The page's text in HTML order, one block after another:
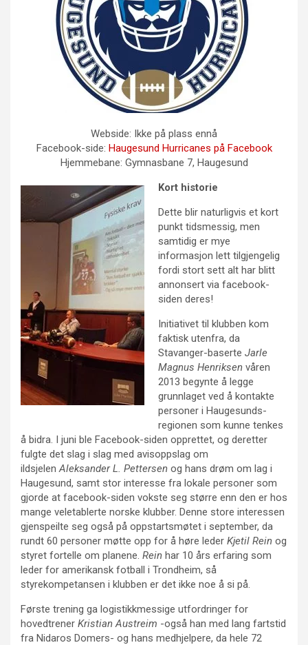
Webside: Ikke på plass ennå
Facebook-side: Haugesund Hurricanes på Facebook
Hjemmebane: Gymnasbane 7, Haugesund
Kort historie
Dette blir naturligvis et kort
punkt tidsmessig, men
samtidig er mye
informasjon lett tilgjengelig
fordi stort sett alt har blitt
annonsert via facebook-
siden deres!
Initiativet til klubben kom
faktisk utenfra, da
Stavanger-baserte Jarle
Magnus Henriksen våren
2013 begynte å legge
grunnlaget ved å kontakte
personer i Haugesunds-
regionen som kunne tenkes
å bidra. I juni ble Facebook-siden opprettet, og deretter
fulgte det slag i slag med avisoppslag om
ildsjelen Aleksander L. Pettersen og hans drøm om lag i
Haugesund, samt stor interesse fra lokale personer som
gjorde at facebook-siden vokste seg større enn den er hos
mange veletablerte norske klubber. Denne store interessen
gjenspeilte seg også på oppstartsmøtet i september, da
rundt 60 personer møtte opp for å høre leder Kjetil Rein og
styret fortelle om planene. Rein har 10 års erfaring som
leder for amerikansk fotball i Trondheim, så
styrekompetansen i klubben er det ikke noe å si på.
Første trening ga logistikkmessige utfordringer for
hovedtrener Kristian Austreim -også han med lang fartstid
fra Nidaros Domers- og hans medhjelpere, da hele 72